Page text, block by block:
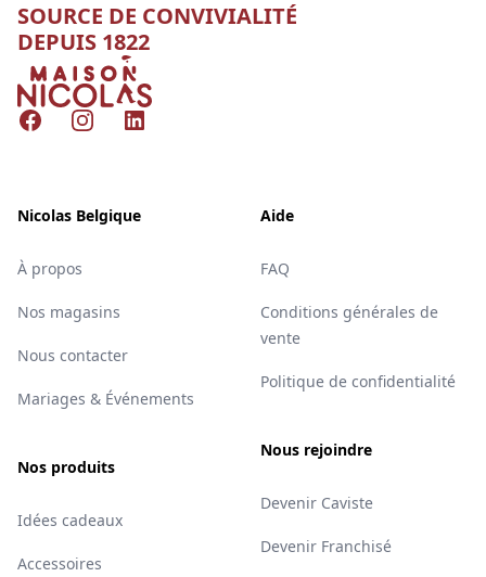
SOURCE DE CONVIVIALITÉ
DEPUIS 1822
Nicolas
FacebookInstagramLinkedIn
Nicolas Belgique
À propos
Nos magasins
Nous contacter
Mariages & Événements
Nos produits
Idées cadeaux
Accessoires
Aide
FAQ
Conditions générales de
vente
Politique de confidentialité
Nous rejoindre
Devenir Caviste
Devenir Franchisé